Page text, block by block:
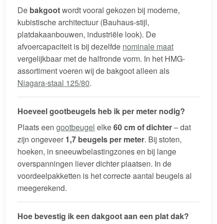
De bakgootwordt vooral gekozen bij moderne,
kubistische architectuur (Bauhaus-stijl,
platdakaanbouwen, industriële look). De
afvoercapaciteit is bij dezelfde nominale maat
vergelijkbaar met de halfronde vorm. In het HMG-
assortiment voeren wij de bakgoot alleen als
Niagara-staal 125/80.
Hoeveel gootbeugels heb ik per meter nodig?
Plaats een gootbeugel elke60 cm of dichter– dat
zijn ongeveer 1,7 beugels per meter. Bij stoten,
hoeken, in sneeuwbelastingzones en bij lange
overspanningen liever dichter plaatsen. In de
voordeelpakketten is het correcte aantal beugels al
meegerekend.
Hoe bevestig ik een dakgoot aan een plat dak?